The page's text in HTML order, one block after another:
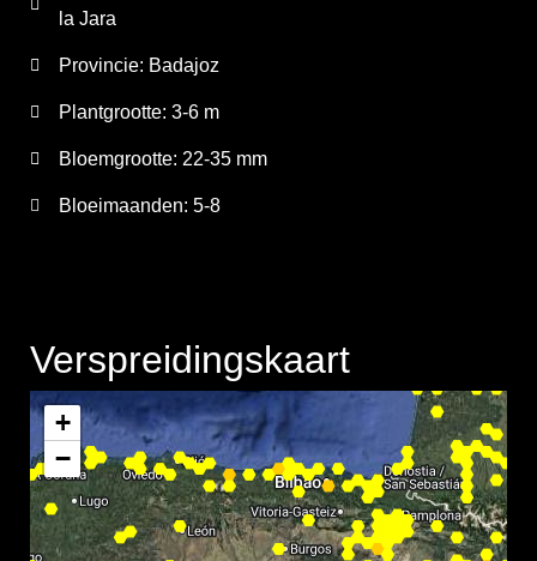
la Jara
Provincie: Badajoz
Plantgrootte: 3-6 m
Bloemgrootte: 22-35 mm
Bloeimaanden: 5-8
Verspreidingskaart
+
−